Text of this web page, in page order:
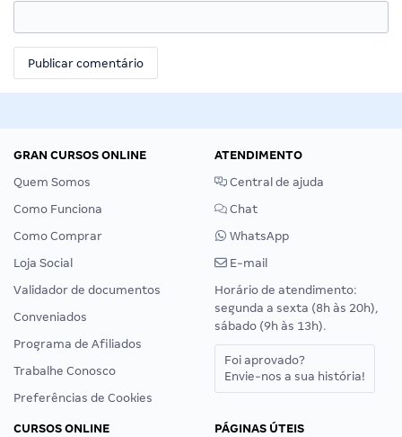
GRAN CURSOS ONLINE
Quem Somos
Como Funciona
Como Comprar
Loja Social
Validador de documentos
Conveniados
Programa de Afiliados
Trabalhe Conosco
Preferências de Cookies
ATENDIMENTO
Central de ajuda
Chat
WhatsApp
E-mail
Horário de atendimento:
segunda a sexta (8h às 20h),
sábado (9h às 13h).
Foi aprovado?
Envie-nos a sua história!
CURSOS ONLINE
PÁGINAS ÚTEIS